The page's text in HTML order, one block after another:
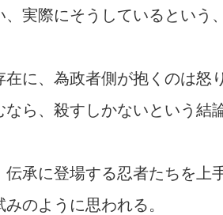
実際にそうしているという
在に、為政者側が抱くのは怒
なら、殺すしかないという結
伝承に登場する忍者たちを上
のように思われる。